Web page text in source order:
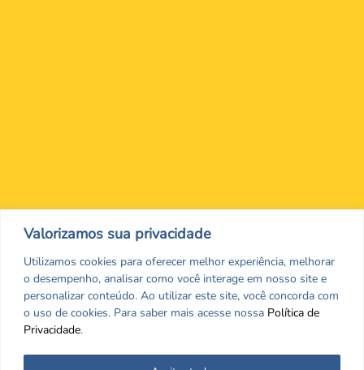
Valorizamos sua privacidade
Utilizamos cookies para oferecer melhor experiência, melhorar
o desempenho, analisar como você interage em nosso site e
personalizar conteúdo. Ao utilizar este site, você concorda com
o uso de cookies. Para saber mais acesse nossa Política de
Privacidade.